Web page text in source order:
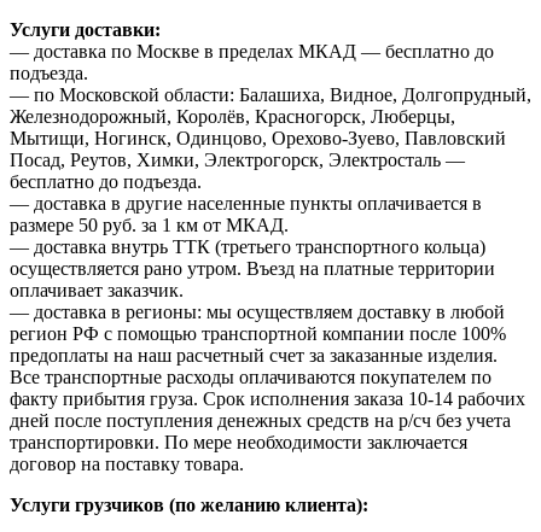
Услуги доставки:
— доставка по Москве в пределах МКАД — бесплатно до
подъезда.
— по Московской области: Балашиха, Видное, Долгопрудный,
Железнодорожный, Королёв, Красногорск, Люберцы,
Мытищи, Ногинск, Одинцово, Орехово-Зуево, Павловский
Посад, Реутов, Химки, Электрогорск, Электросталь —
бесплатно до подъезда.
— доставка в другие населенные пункты оплачивается в
размере 50 руб. за 1 км от МКАД.
— доставка внутрь ТТК (третьего транспортного кольца)
осуществляется рано утром. Въезд на платные территории
оплачивает заказчик.
— доставка в регионы: мы осуществляем доставку в любой
регион РФ с помощью транспортной компании после 100%
предоплаты на наш расчетный счет за заказанные изделия.
Все транспортные расходы оплачиваются покупателем по
факту прибытия груза. Срок исполнения заказа 10-14 рабочих
дней после поступления денежных средств на р/сч без учета
транспортировки. По мере необходимости заключается
договор на поставку товара.
Услуги грузчиков (по желанию клиента):